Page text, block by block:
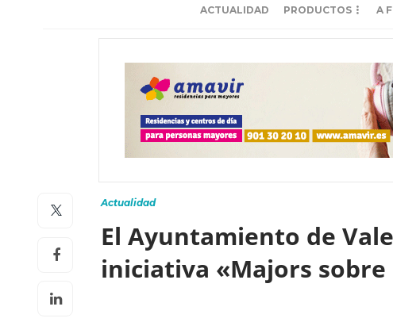
ACTUALIDAD PRODUCTOS A
Actualidad
El Ayuntamiento de
iniciativa «Majors sobre